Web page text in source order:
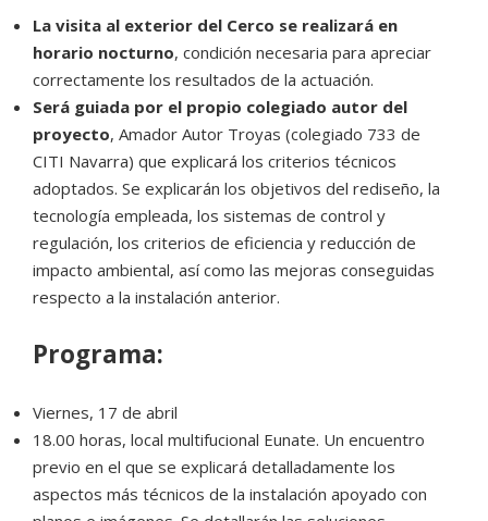
La visita al exterior del Cerco se realizará en
horario nocturno, condición necesaria para apreciar
correctamente los resultados de la actuación.
Será guiada por el propio colegiado autor del
proyecto, Amador Autor Troyas (colegiado 733 de
CITI Navarra) que explicará los criterios técnicos
adoptados. Se explicarán los objetivos del rediseño, la
tecnología empleada, los sistemas de control y
regulación, los criterios de eficiencia y reducción de
impacto ambiental, así como las mejoras conseguidas
respecto a la instalación anterior.
Programa:
Viernes, 17 de abril
18.00 horas, local multifucional Eunate. Un encuentro
previo en el que se explicará detalladamente los
aspectos más técnicos de la instalación apoyado con